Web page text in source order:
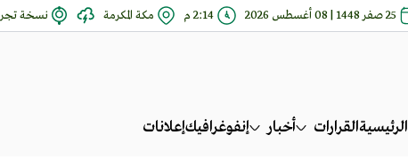
25 صفر 1448 | 08 أغسطس 2026 2:14 م مكة المكرمة نسخة
الرئيسيةالقرارات أخبار إنفوغرافيكإعلانات